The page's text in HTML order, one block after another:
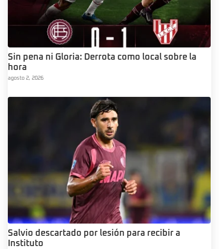
Sin pena ni Gloria: Derrota como local sobre la
hora
agosto 2, 2026
Salvio descartado por lesión para recibir a
Instituto